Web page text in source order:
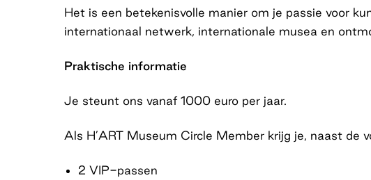
Het is een betekenisvolle manier om je passie voor
internationaal netwerk, internationale musea en
Praktische informatie
Je steunt ons vanaf 1000 euro per jaar.
Als H’ART Museum Circle Member krijg je, naast de
2 VIP-passen